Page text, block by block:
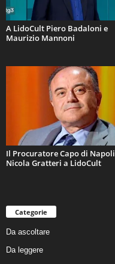
A LidoCult Piero Badaloni e
Maurizio Mannoni
Il Procuratore Capo di Napoli
Nicola Gratteri a LidoCult
Categorie
Da ascoltare
Da leggere